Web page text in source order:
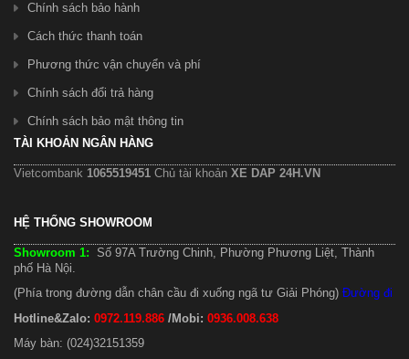
Chính sách bảo hành
Cách thức thanh toán
Phương thức vận chuyển và phí
Chính sách đổi trả hàng
Chính sách bảo mật thông tin
TÀI KHOẢN NGÂN HÀNG
Vietcombank 1065519451 Chủ tài khoản XE DAP 24H.VN
HỆ THỐNG SHOWROOM
Showroom 1: Số 97A Trường Chinh, Phường Phương Liệt, Thành
phố Hà Nội.
(Phía trong đường dẫn chân cầu đi xuống ngã tư Giải Phóng) Đường đi
Hotline&Zalo: 0972.119.886 /Mobi: 0936.008.638
Máy bàn: (024)32151359